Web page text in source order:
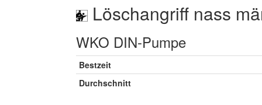
Löschangriff nass
WKO DIN-Pumpe
Bestzeit
Durchschnitt